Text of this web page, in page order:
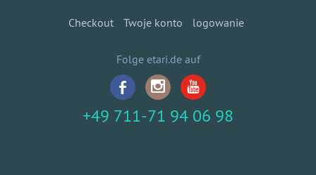
Checkout Twoje konto logowanie
Folge etari.de auf
+49 711-71 94 06 98